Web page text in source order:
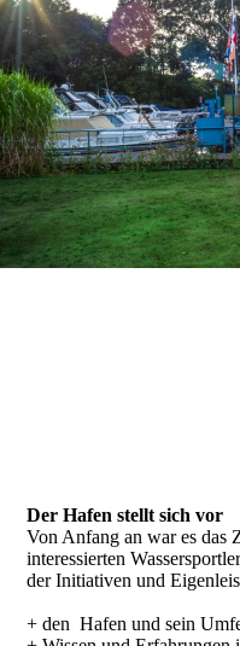
Der Hafen stellt sich vor
Von Anfang an war es das
interessierten
der Initiativen und
+ den Hafen und sein